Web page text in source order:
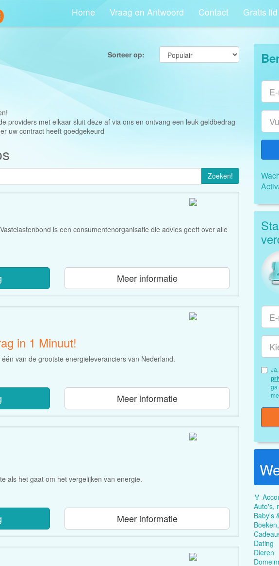
Home Vraag en Antwoord Contact Gratis
Sorteer op:
providers met elkaar sluit deze af via ons en ontvang een leuk geldbedrag
uw contract heeft goedgekeurd
Zoeken!
is een consumentenorganisatie die advies geeft over alle
Meer informatie
in 1 Minuut!
van de grootste energieleveranciers van Nederland.
Meer informatie
als het gaat om het vergelijken van energie.
Meer informatie
ga
🏅
Auto's,
Baby's
Dating
Dieren